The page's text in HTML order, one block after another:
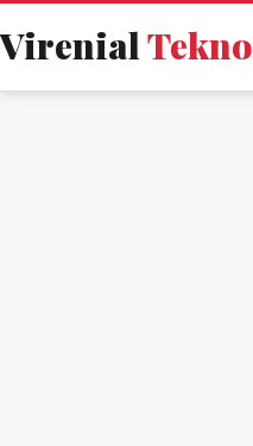
VirenialTekno